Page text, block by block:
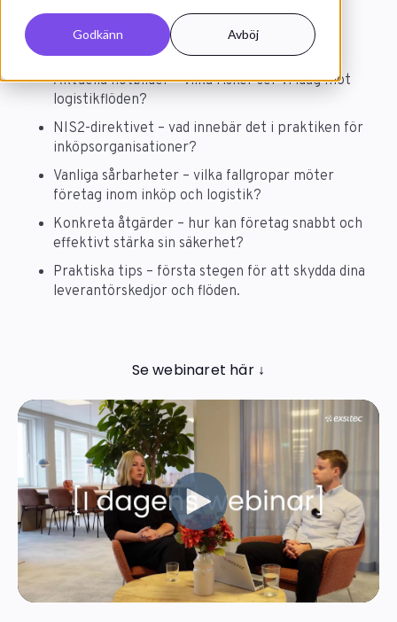
Godkänn Avböj
Ta del av:
Aktuella hotbilder – vilka risker ser vi idag mot
logistikflöden?
NIS2-direktivet – vad innebär det i praktiken för
inköpsorganisationer?
Vanliga sårbarheter – vilka fallgropar möter
företag inom inköp och logistik?
Konkreta åtgärder – hur kan företag snabbt och
effektivt stärka sin säkerhet?
Praktiska tips – första stegen för att skydda dina
leverantörskedjor och flöden.
Se webinaret här ↓